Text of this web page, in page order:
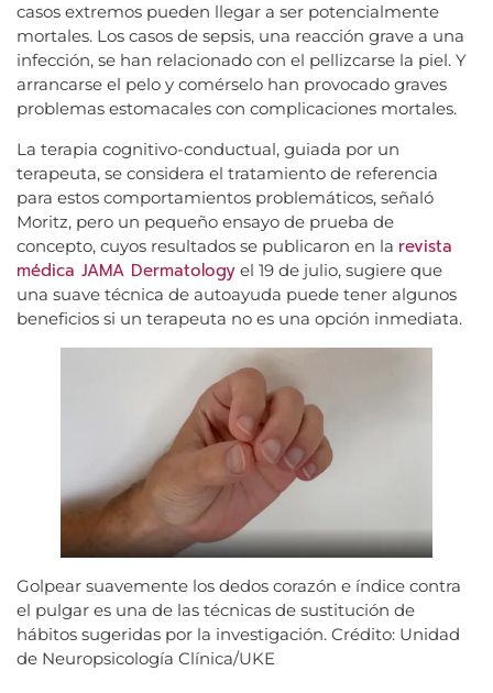
casos extremos pueden llegar a ser potencialmente
mortales. Los casos de sepsis, una reacción grave a una
infección, se han relacionado con el pellizcarse la piel. Y
arrancarse el pelo y comérselo han provocado graves
problemas estomacales con complicaciones mortales.
La terapia cognitivo-conductual, guiada por un
terapeuta, se considera el tratamiento de referencia
para estos comportamientos problemáticos, señaló
Moritz, pero un pequeño ensayo de prueba de
concepto, cuyos resultados se publicaron en la revista
médica JAMA Dermatology el 19 de julio, sugiere que
una suave técnica de autoayuda puede tener algunos
beneficios si un terapeuta no es una opción inmediata.
Golpear suavemente los dedos corazón e índice contra
el pulgar es una de las técnicas de sustitución de
hábitos sugeridas por la investigación. Crédito: Unidad
de Neuropsicología Clínica/UKE